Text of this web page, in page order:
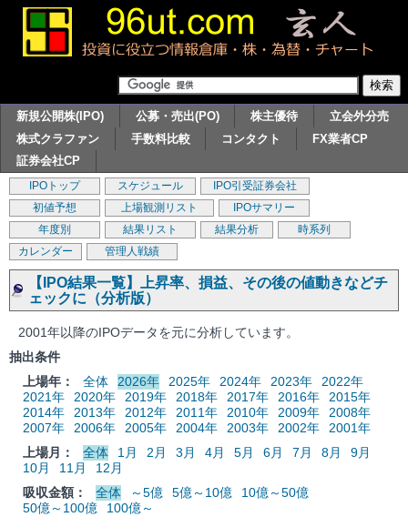
新規公開株(IPO) 公募・売出(PO) 株主優待
立会外分売
株式クラファン
手数料比較 コンタクト
FX業者CP
証券会社CP
IPOトップ スケジュール
IPO引受証券会社
初値予想
上場観測リスト
IPOサマリー
年度別
結果リスト 結果分析
時系列
カレンダー
管理人戦績
【IPO結果一覧】上昇率、損益、その後の値動きなどチ
ェックに（分析版）
2001年以降のIPOデータを元に分析しています。
抽出条件
上場年：
全体 2026年 2025年 2024年 2023年
2022年
2021年
2020年 2019年 2018年 2017年 2016年
2015年
2014年
2013年 2012年 2011年 2010年 2009年
2008年
2007年
2006年 2005年 2004年 2003年 2002年
2001年
上場月：
全体 1月 2月 3月 4月 5月 6月 7月 8月
9月
10月
11月
12月
吸収金額：
全体 ～5億 5億～10億
10億～50億
50億～100億
100億～